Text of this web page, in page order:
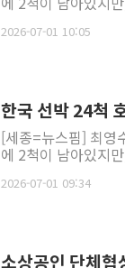
2026-07-01 10:05
한국 선박 24척
[세종=뉴스핌] 최영
에 2척이 남아있지
2026-07-01 09:34
소상공인 단체